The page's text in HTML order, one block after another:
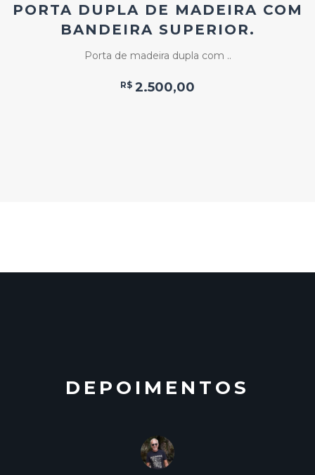
PORTA DUPLA DE MADEIRA COM
BANDEIRA SUPERIOR.
Porta de madeira dupla com ..
R$ 2.500,00
DEPOIMENTOS